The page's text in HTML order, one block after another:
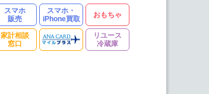
スマホ
販売
スマホ・
iPhone買取
おもちゃ
家計相談
窓口
リユース
冷蔵庫